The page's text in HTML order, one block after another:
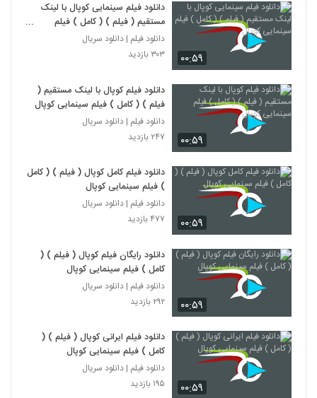
۰۰:۵۹
دانلود فیلم سینمایی کوپال با لینک
مستقیم ( فیلم ) ( کامل ) فیلم
سینمایی کوپال
دانلود فیلم | دانلود سریال
۳۰۳ بازدید
۰۰:۵۹
دانلود فیلم کوپال با لینک مستقیم (
فیلم ) ( کامل ) فیلم سینمایی کوپال
دانلود فیلم | دانلود سریال
۲۴۷ بازدید
۰۰:۵۹
دانلود فیلم کامل کوپال ( فیلم ) ( کامل
) فیلم سینمایی کوپال
دانلود فیلم | دانلود سریال
۴۷۷ بازدید
۰۰:۵۹
دانلود رایگان فیلم کوپال ( فیلم ) (
کامل ) فیلم سینمایی کوپال
دانلود فیلم | دانلود سریال
۲۹۲ بازدید
۰۰:۵۹
دانلود فیلم ایرانی کوپال ( فیلم ) (
کامل ) فیلم سینمایی کوپال
دانلود فیلم | دانلود سریال
۱۹۵ بازدید